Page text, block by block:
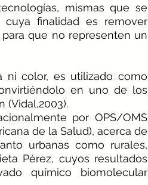
mismas que se
finalidad es remover
que no representen un
ni color, es utilizado como
en uno de los
por OPS/OMS
de la Salud), acerca de
urbanas como rurales,
Pérez, cuyos resultados
químico biomolecular